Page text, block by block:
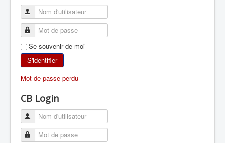
ESCALADE
ALPINISME
SKI DE RANDONNÉE
RANDONNÉE PÉDESTRE
RANDONNÉE SPORTIVE
Se souvenir de moi
S'identifier
Mot de passe perdu
CB Login